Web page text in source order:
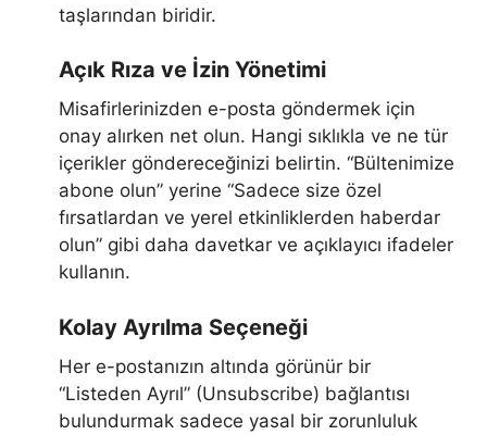
taşlarından biridir.
Açık Rıza ve İzin Yönetimi
Misafirlerinizden e-posta göndermek için
onay alırken net olun. Hangi sıklıkla ve ne tür
içerikler göndereceğinizi belirtin. “Bültenimize
abone olun” yerine “Sadece size özel
fırsatlardan ve yerel etkinliklerden haberdar
olun” gibi daha davetkar ve açıklayıcı ifadeler
kullanın.
Kolay Ayrılma Seçeneği
Her e-postanızın altında görünür bir
“Listeden Ayrıl” (Unsubscribe) bağlantısı
bulundurmak sadece yasal bir zorunluluk